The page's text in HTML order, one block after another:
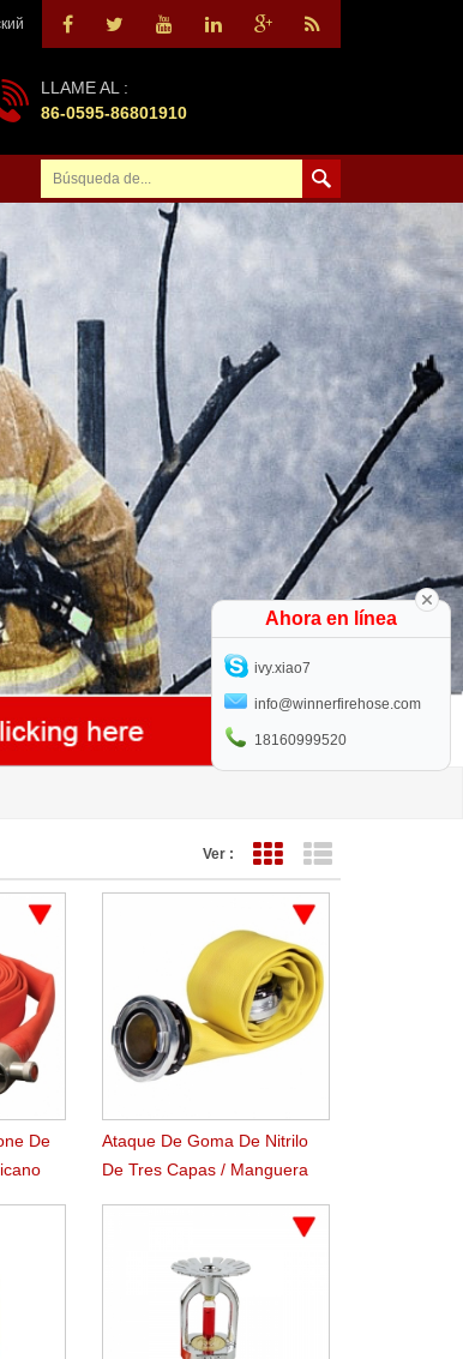
LLAME AL :
86-0595-86801910
Ver : Vista de cuadrícula
De
Ataque De Goma De Nitrilo
De Tres Capas / Manguera
Ahora en línea
ivy.xiao7
info@winnerfirehose.com
18160999520